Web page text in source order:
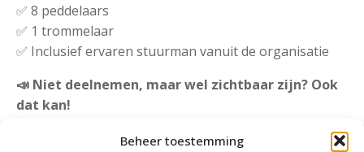
Beheer toestemming
✅ 8 peddelaars
✅ 1 trommelaar
✅ Inclusief ervaren stuurman vanuit de organisatie
📣 Niet deelnemen, maar wel zichtbaar zijn? Ook
dat kan!
Dé Groninger Drakenbootraces trekken veel